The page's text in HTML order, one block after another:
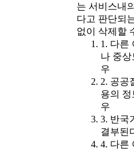
는 서비스내
다고 판단되
없이 삭제할
1. 다른
나 중
우
2. 공공
용의 정
우
3. 반국
결부된
4. 다른